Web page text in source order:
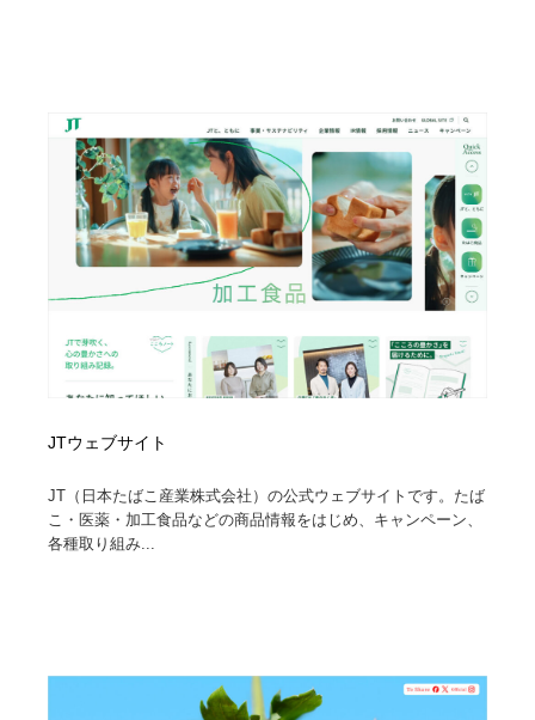
JTウェブサイト
JT（日本たばこ産業株式会社）の公式ウェブサイトです。たば
こ・医薬・加工食品などの商品情報をはじめ、キャンペーン、
各種取り組み...